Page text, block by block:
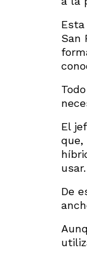
San
El
que,
usar.
De